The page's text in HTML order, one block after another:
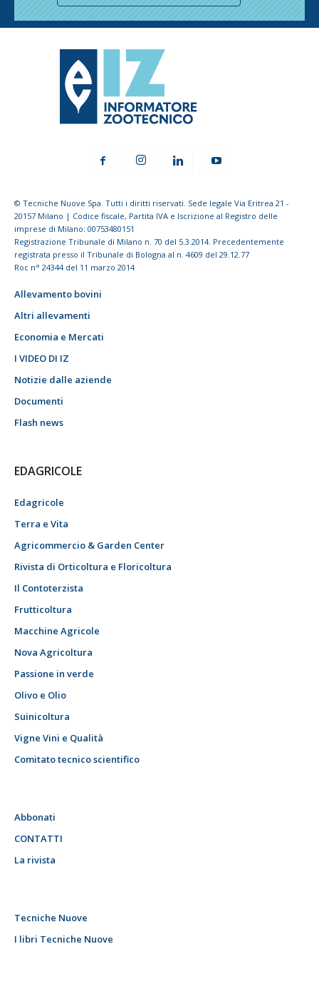
© Tecniche Nuove Spa. Tutti i diritti riservati. Sede legale Via Eritrea 21 -
20157 Milano | Codice fiscale, Partita IVA e Iscrizione al Registro delle
imprese di Milano: 00753480151
Registrazione Tribunale di Milano n. 70 del 5.3.2014. Precedentemente
registrata presso il Tribunale di Bologna al n. 4609 del 29.12.77
Roc n° 24344 del 11 marzo 2014
Allevamento bovini
Altri allevamenti
Economia e Mercati
I VIDEO DI IZ
Notizie dalle aziende
Documenti
Flash news
EDAGRICOLE
Edagricole
Terra e Vita
Agricommercio & Garden Center
Rivista di Orticoltura e Floricoltura
Il Contoterzista
Frutticoltura
Macchine Agricole
Nova Agricoltura
Passione in verde
Olivo e Olio
Suinicoltura
Vigne Vini e Qualità
Comitato tecnico scientifico
Abbonati
CONTATTI
La rivista
Tecniche Nuove
I libri Tecniche Nuove